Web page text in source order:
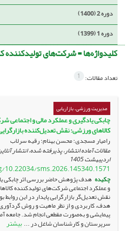
دوره 2 (1400)
دوره 1 (1399)
کلیدواژه‌ها =شرکت‌های تولیدکننده
تعداد مقالات: 1
مدیریت ورزشی، بازاریابی
چابکی یادگیری و عملکرد مالی و اجتماعی
کالاهای ورزشی: نقش تعدیل‌کننده
رامیار مسجدی؛ محسن بهنام؛ رقیه سرلاب
مقالات آماده انتشار، پذیرفته شده، انتشار
اردیبهشت 1405
sms.2026.145340.1571
چکیده هدف پژوهش حاضر بررسی اثر چابکی
و عملکرد اجتماعی شرکت‌های تولیدکننده
نقش تعدیل‌گر بازارگرایی پایدار در این
هدف، کاربردی و از نظر ماهیت و روش
پیمایشی و به‌صورت مقطعی انجام شد. جامعه
سرپرستان و کارشناسان شاغل در ... بیشتر